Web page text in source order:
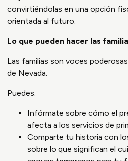
convirtiéndolas en una opción
orientada al futuro.
Lo que pueden hacer las
Las familias son voces
de Nevada.
Puedes:
Infórmate sobre cómo el
afecta a los servicios de
Comparte tu historia con
sobre lo que significan el